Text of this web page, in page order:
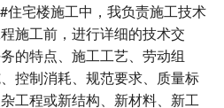
住宅楼施工中，我负责施工技术
施工前，进行详细的技术交
的特点、施工工艺、劳动组
控制消耗、规范要求、质量标
工程或新结构、新材料、新工